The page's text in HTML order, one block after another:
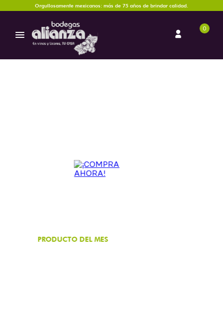
Orgullosamente mexicanos: más de 75 años de brindar calidad.
0
PRODUCTO DEL MES